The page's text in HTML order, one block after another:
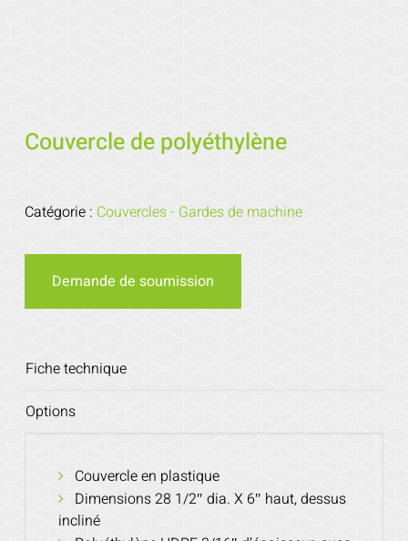
Couvercle de polyéthylène
Catégorie : Couvercles - Gardes de machine
Demande de soumission
Fiche technique
Options
Couvercle en plastique
Dimensions 28 1/2″ dia. X 6″ haut, dessus
incliné